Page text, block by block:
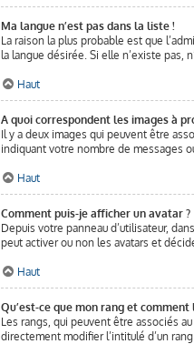
Ma langue n’est pas dans la liste !
La raison la plus probable est que
la langue désirée. Si elle n’existe pas,
Haut
A quoi correspondent les images à
Il y a deux images qui peuvent être
indiquant votre nombre de messages
Haut
Comment puis-je afficher un avatar ?
Depuis votre panneau d’utilisateur,
peut activer ou non les avatars et
Haut
Qu’est-ce que mon rang et comment
Les rangs, qui peuvent être associés
directement modifier l’intitulé d’un